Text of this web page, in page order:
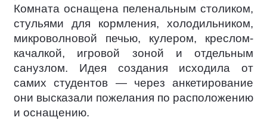
Комната оснащена пеленальным столиком,
стульями для кормления, холодильником,
микроволновой печью, кулером, креслом-
качалкой, игровой зоной и отдельным
санузлом. Идея создания исходила от
самих студентов — через анкетирование
они высказали пожелания по расположению
и оснащению.